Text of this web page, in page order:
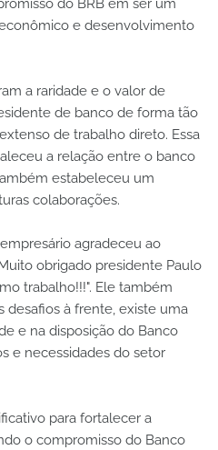
do BRB em ser um
e desenvolvimento
a raridade e o valor de
de banco de forma tão
de trabalho direto. Essa
a relação entre o banco
estabeleceu um
colaborações.
agradeceu ao
obrigado presidente Paulo
trabalho!!!". Ele também
desafios à frente, existe uma
e na disposição do Banco
e necessidades do setor
para fortalecer a
o compromisso do Banco